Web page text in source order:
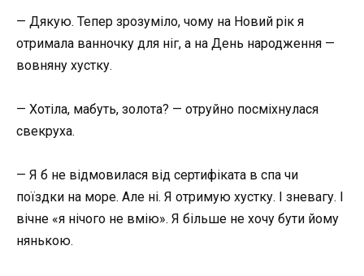
— Дякую. Тепер зрозуміло, чому на Новий рік я
отримала ванночку для ніг, а на День народження —
вовняну хустку.
— Хотіла, мабуть, золота? — отруйно посміхнулася
свекруха.
— Я б не відмовилася від сертифіката в спа чи
поїздки на море. Але ні. Я отримую хустку. І зневагу. І
вічне «я нічого не вмію». Я більше не хочу бути йому
нянькою.